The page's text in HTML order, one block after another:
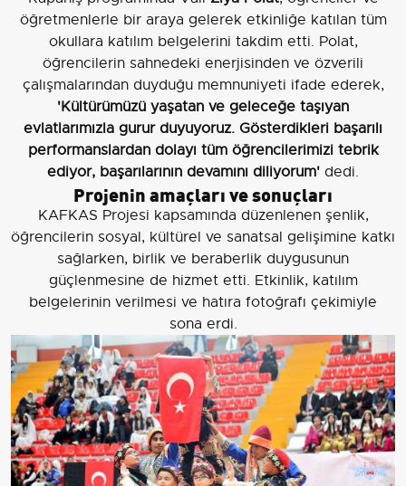
öğretmenlerle bir araya gelerek etkinliğe katılan tüm
okullara katılım belgelerini takdim etti. Polat,
öğrencilerin sahnedeki enerjisinden ve özverili
çalışmalarından duyduğu memnuniyeti ifade ederek,
'Kültürümüzü yaşatan ve geleceğe taşıyan
evlatlarımızla gurur duyuyoruz. Gösterdikleri başarılı
performanslardan dolayı tüm öğrencilerimizi tebrik
ediyor, başarılarının devamını diliyorum' dedi.
Projenin amaçları ve sonuçları
KAFKAS Projesi kapsamında düzenlenen şenlik,
öğrencilerin sosyal, kültürel ve sanatsal gelişimine katkı
sağlarken, birlik ve beraberlik duygusunun
güçlenmesine de hizmet etti. Etkinlik, katılım
belgelerinin verilmesi ve hatıra fotoğrafı çekimiyle
sona erdi.